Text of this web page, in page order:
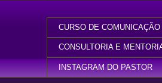
CURSO DE COMUNICAÇÃO
CONSULTORIA E
INSTAGRAM DO PASTOR